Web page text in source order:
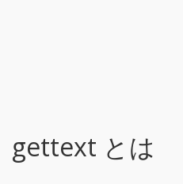
gettext とは